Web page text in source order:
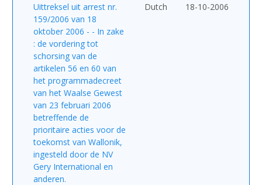
Uittreksel uit arrest nr.
159/2006 van 18
oktober 2006 - - In zake
: de vordering tot
schorsing van de
artikelen 56 en 60 van
het programmadecreet
van het Waalse Gewest
van 23 februari 2006
betreffende de
prioritaire acties voor de
toekomst van Wallonik,
ingesteld door de NV
Gery International en
anderen.
Dutch 18-10-2006